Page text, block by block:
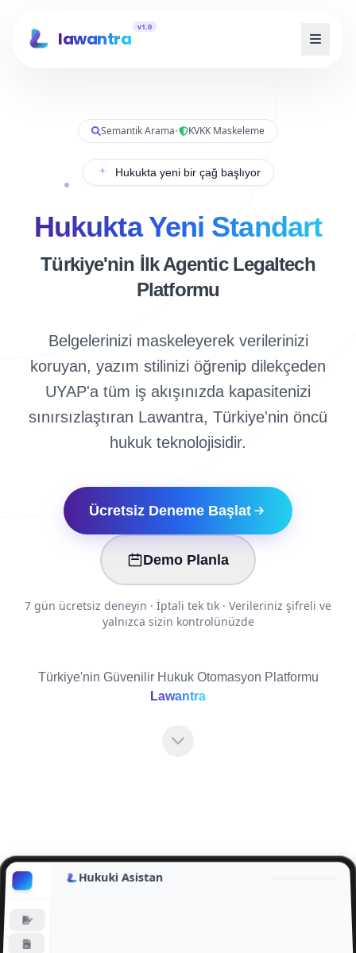
lawantra
v1.0
Semantik Arama• KVKK Maskeleme
Hukukta yeni bir çağ başlıyor
Hukukta Yeni Standart
Türkiye'nin İlk Agentic Legaltech
Platformu
Belgelerinizi maskeleyerek verilerinizi
koruyan, yazım stilinizi öğrenip dilekçeden
UYAP'a tüm iş akışınızda kapasitenizi
sınırsızlaştıran Lawantra, Türkiye'nin öncü
hukuk teknolojisidir.
Ücretsiz Deneme Başlat
Demo Planla
7 gün ücretsiz deneyin · İptali tek tık · Verileriniz şifreli ve
yalnızca sizin kontrolünüzde
Türkiye'nin Güvenilir Hukuk Otomasyon Platformu
Lawantra
Hukuki Asistan